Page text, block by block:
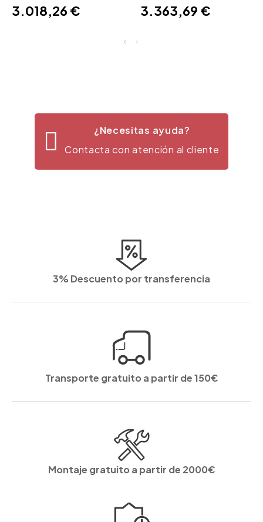
3.018,26 €
3.363,69 €
¿Necesitas ayuda?
Contacta con atención al cliente
3% Descuento por transferencia
Transporte gratuito a partir de 150€
Montaje gratuito a partir de 2000€